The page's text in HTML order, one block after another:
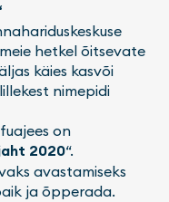
hetkel õitsevate
käies kasvõi
nimepidi
on
2020“.
avastamiseks
ja õpperada.